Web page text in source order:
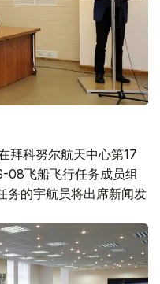
拜科努尔航天中心第17
08飞船飞行任务成员组
务的宇航员将出席新闻发